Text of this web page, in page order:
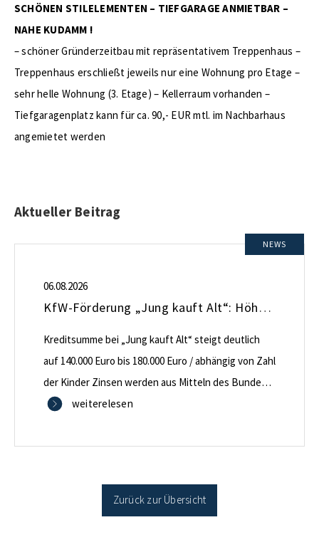
SCHÖNEN STILELEMENTEN – TIEFGARAGE ANMIETBAR –
NAHE KUDAMM !
– schöner Gründerzeitbau mit repräsentativem Treppenhaus –
Treppenhaus erschließt jeweils nur eine Wohnung pro Etage –
sehr helle Wohnung (3. Etage) – Kellerraum vorhanden –
Tiefgaragenplatz kann für ca. 90,- EUR mtl. im Nachbarhaus
angemietet werden
Aktueller Beitrag
NEWS
06.08.2026
KfW-Förderung „Jung kauft Alt“: Höhere Kredite ab August 2026
Kreditsumme bei „Jung kauft Alt“ steigt deutlich
auf 140.000 Euro bis 180.000 Euro / abhängig von Zahl
der Kinder Zinsen werden aus Mitteln des Bundes
verbilligt: Heutiger Zins bei 0,53 Prozent effektiv bei
Antragstellende verpflichten sich zu energetischer
Sanierung in Einzelmaßnahmen […]
weiterelesen
Zurück zur Übersicht